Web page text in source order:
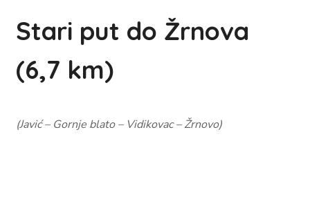
Stari put do Žrnova
(6,7 km)
(Javić – Gornje blato – Vidikovac – Žrnovo)